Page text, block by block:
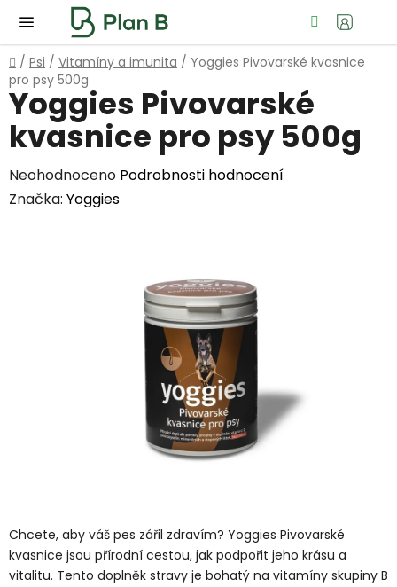
obsah
Domů
/ Psi / Vitamíny a imunita / Yoggies Pivovarské kvasnice
pro psy 500g
Chcete, aby váš pes zářil zdravím? Yoggies Pivovarské
kvasnice jsou přírodní cestou, jak podpořit jeho krásu a
vitalitu. Tento doplněk stravy je bohatý na vitamíny skupiny B
Yoggies Pivovarské
kvasnice pro psy 500g
Průměrné
hodnocení
Neohodnoceno Podrobnosti hodnocení
Značka: Yoggies